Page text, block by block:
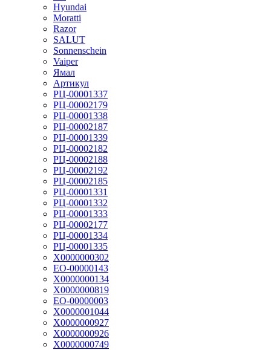
Hyundai
Moratti
Razor
SALUT
Sonnenschein
Vaiper
Ямал
Артикул
РЦ-00001337
РЦ-00002179
РЦ-00001338
РЦ-00002187
РЦ-00001339
РЦ-00002182
РЦ-00002188
РЦ-00002192
РЦ-00002185
РЦ-00001331
РЦ-00001332
РЦ-00001333
РЦ-00002177
РЦ-00001334
РЦ-00001335
Х0000000302
ЕО-00000143
Х0000000134
Х0000000819
ЕО-00000003
Х0000001044
Х0000000927
Х0000000926
Х0000000749